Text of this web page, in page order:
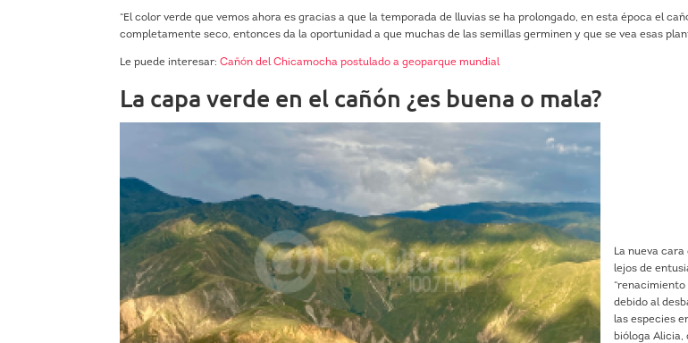
“El color verde que vemos ahora es gracias a que la temporada de lluvias se ha prolongado, en esta época el
completamente seco, entonces da la oportunidad a que muchas de las semillas germinen y que se vea esas
Le puede interesar:Cañón del Chicamocha postulado a geoparque mundial
La capa verde en el cañón ¿es buena o mala?
La nueva
lejos de
“renacimiento
debido al
las especies
bióloga Alicia,